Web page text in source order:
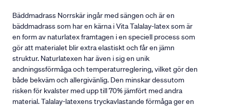
Bäddmadrass Norrskär ingår med sängen och är en
bäddmadrass som har en kärna i Vita Talalay-latex som är
en form av naturlatex framtagen i en speciell process som
gör att materialet blir extra elastiskt och får en jämn
struktur. Naturlatexen har även i sig en unik
andningssförmåga och temperaturreglering, vilket gör den
både bekväm och allergivänlig. Den minskar dessutom
risken för kvalster med upp till 70% jämfört med andra
material. Talalay-latexens tryckavlastande förmåga ger en